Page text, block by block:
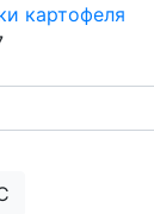
картофеля